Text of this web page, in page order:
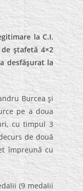
la C.I.
ştafetă 4×2
desfăşurat la
Burcea şi
pe a doua
cu timpul 3
de două
împreună cu
(9 medalii